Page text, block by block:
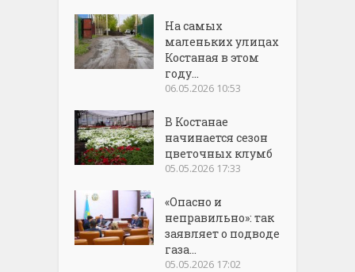
На самых
маленьких улицах
Костаная в этом
году...
06.05.2026 10:53
В Костанае
начинается сезон
цветочных клумб
05.05.2026 17:33
«Опасно и
неправильно»: так
заявляет о подводе
газа...
05.05.2026 17:02